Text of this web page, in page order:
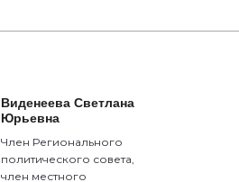
Виденеева Светлана
Юрьевна
Член Регионального
политического совета,
член местного